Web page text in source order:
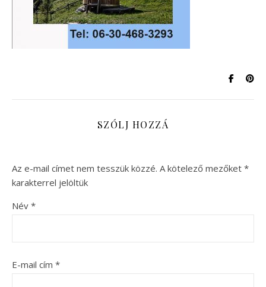
SZÓLJ HOZZÁ
Az e-mail címet nem tesszük közzé. A kötelező mezőket *
karakterrel jelöltük
Név *
E-mail cím *